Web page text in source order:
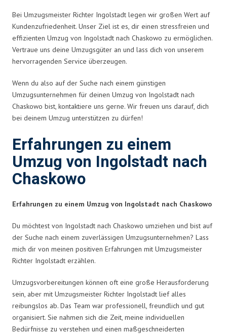
Bei Umzugsmeister Richter Ingolstadt legen wir großen Wert auf
Kundenzufriedenheit. Unser Ziel ist es, dir einen stressfreien und
effizienten Umzug von Ingolstadt nach Chaskowo zu ermöglichen.
Vertraue uns deine Umzugsgüter an und lass dich von unserem
hervorragenden Service überzeugen.
Wenn du also auf der Suche nach einem günstigen
Umzugsunternehmen für deinen Umzug von Ingolstadt nach
Chaskowo bist, kontaktiere uns gerne. Wir freuen uns darauf, dich
bei deinem Umzug unterstützen zu dürfen!
Erfahrungen zu einem
Umzug von Ingolstadt nach
Chaskowo
Erfahrungen zu einem Umzug von Ingolstadt nach Chaskowo
Du möchtest von Ingolstadt nach Chaskowo umziehen und bist auf
der Suche nach einem zuverlässigen Umzugsunternehmen? Lass
mich dir von meinen positiven Erfahrungen mit Umzugsmeister
Richter Ingolstadt erzählen.
Umzugsvorbereitungen können oft eine große Herausforderung
sein, aber mit Umzugsmeister Richter Ingolstadt lief alles
reibungslos ab. Das Team war professionell, freundlich und gut
organisiert. Sie nahmen sich die Zeit, meine individuellen
Bedürfnisse zu verstehen und einen maßgeschneiderten